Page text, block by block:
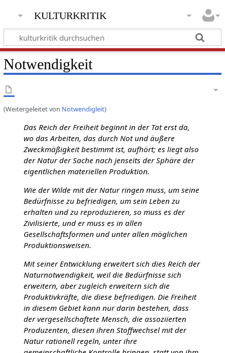
kulturkritik
Notwendigkeit
(Weitergeleitet von Notwendigleit)
Das Reich der Freiheit beginnt in der Tat erst da,
wo das Arbeiten, das durch Not und äußere
Zweckmäßigkeit bestimmt ist, aufhört; es liegt also
der Natur der Sache nach jenseits der Sphäre der
eigentlichen materiellen Produktion.
Wie der Wilde mit der Natur ringen muss, um seine
Bedürfnisse zu befriedigen, um sein Leben zu
erhalten und zu reproduzieren, so muss es der
Zivilisierte, und er muss es in allen
Gesellschaftsformen und unter allen möglichen
Produktionsweisen.
Mit seiner Entwicklung erweitert sich dies Reich der
Naturnotwendigkeit, weil die Bedürfnisse sich
erweitern, aber zugleich erweitern sich die
Produktivkräfte, die diese befriedigen. Die Freiheit
in diesem Gebiet kann nur darin bestehen, dass
der vergesellschaftete Mensch, die assoziierten
Produzenten, diesen ihren Stoffwechsel mit der
Natur rationell regeln, unter ihre